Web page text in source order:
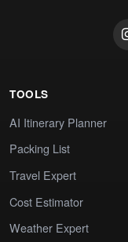
TOOLS
AI Itinerary Planner
Packing List
Travel Expert
Cost Estimator
Weather Expert